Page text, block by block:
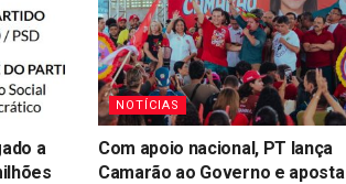
a
NOTÍCIAS
Com apoio nacional, PT lança
Camarão ao Governo e aposta